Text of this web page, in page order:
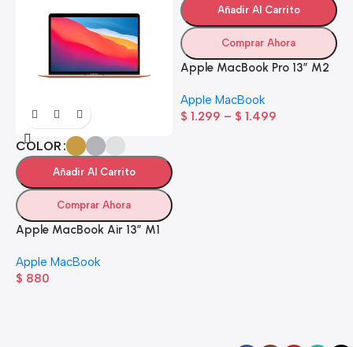
COLOR
Añadir Al Carrito
Comprar Ahora
Apple MacBook Air 13” M1
Apple MacBook
$ 880
Añadir Al Carrito
Comprar Ahora
Apple MacBook Pro 13” M2
Apple MacBook
$ 1.299 – $ 1.499